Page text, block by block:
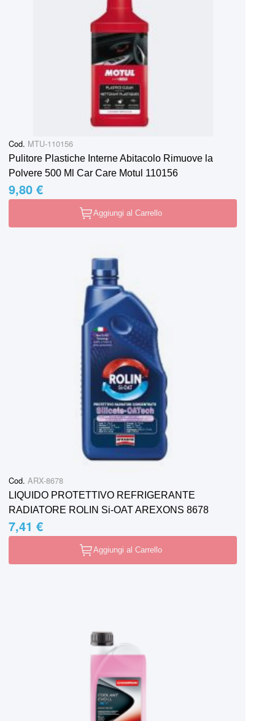
Cod. MTU-110156
Pulitore Plastiche Interne Abitacolo Rimuove la
Polvere 500 Ml Car Care Motul 110156
9,80 €
Aggiungi al Carrello
Cod. ARX-8678
LIQUIDO PROTETTIVO REFRIGERANTE
RADIATORE ROLIN Si-OAT AREXONS 8678
7,41 €
Aggiungi al Carrello